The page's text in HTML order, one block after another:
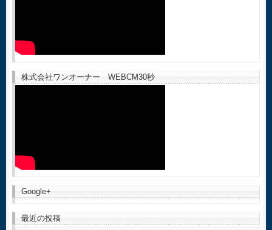
株式会社ワンオーナー WEBCM30秒
Google+
最近の投稿